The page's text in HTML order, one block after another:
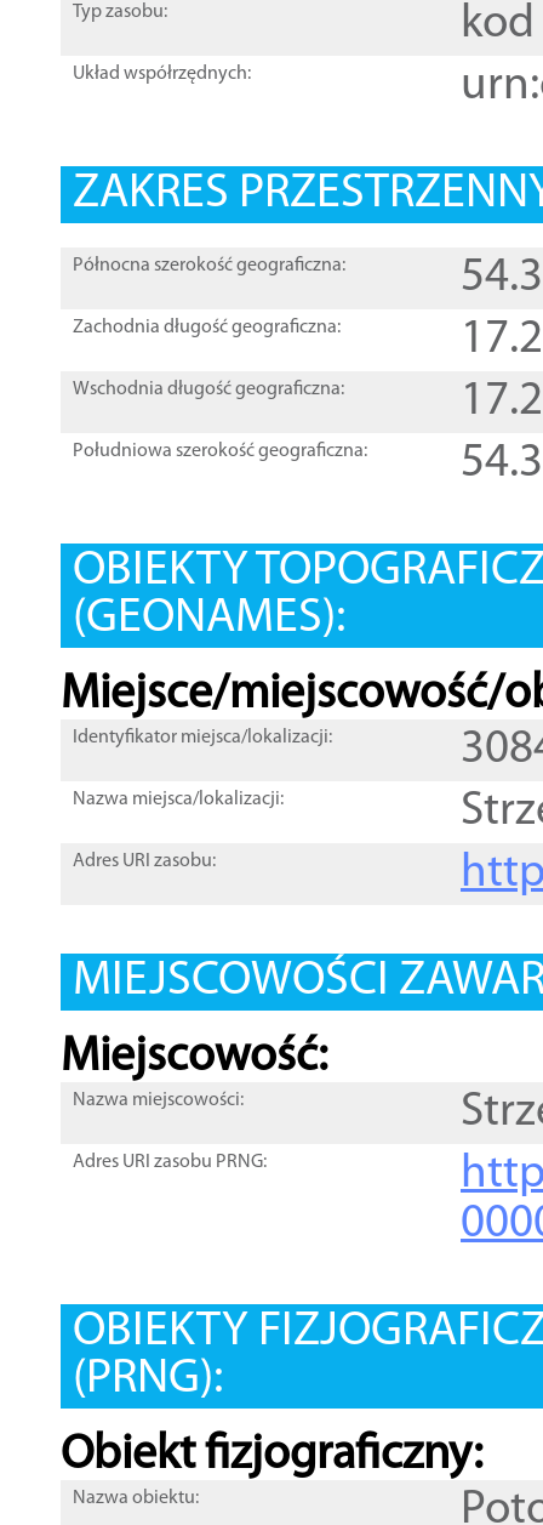
Typ zasobu: kod
Układ współrzędnych:
ZAKRES
Północna szerokość geograficzna:
Zachodnia długość geograficzna:
Wschodnia długość geograficzna:
Południowa szerokość geograficzna:
OBIEKTY
(GEONAMES):
Miejsce/miejscowość/
Identyfikator miejsca/lokalizacji:
Nazwa miejsca/lokalizacji:
Adres URI zasobu:
MIEJSCOWOŚCI
Miejscowość:
Nazwa miejscowości:
Adres URI zasobu PRNG:
OBIEKTY
(PRNG):
Obiekt fizjograficzny:
Nazwa obiektu: